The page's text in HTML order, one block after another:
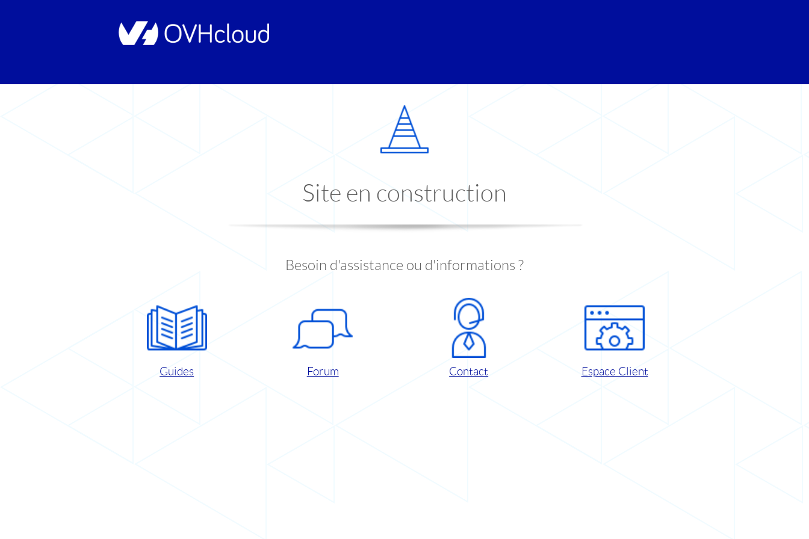
Site en construction
Besoin d'assistance ou d'informations ?
Guides Forum Contact Espace Client